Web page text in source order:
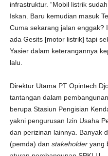
infrastruktur. “Mobil listrik
Iskan. Baru kemudian masuk
Cuma sekarang jalan enggak?
ada Gesits [motor listrik] tapi
Yasier dalam keterangannya
lalu.
Direktur Utama PT Opintech
tantangan dalam
berupa Stasiun Pengisian
yakni pengurusan Izin Usaha
dan perizinan lainnya. Banyak
(pemda) dan stakeholder yang